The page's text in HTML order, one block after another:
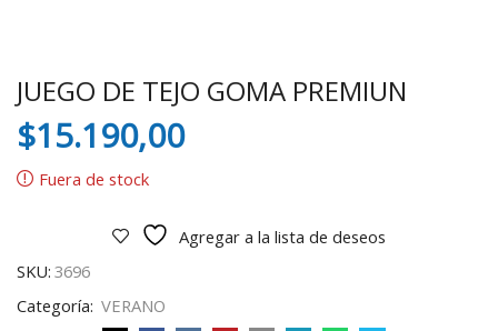
JUEGO DE TEJO GOMA PREMIUN
$15.190,00
Fuera de stock
Agregar a la lista de deseos
SKU: 3696
Categoría: VERANO